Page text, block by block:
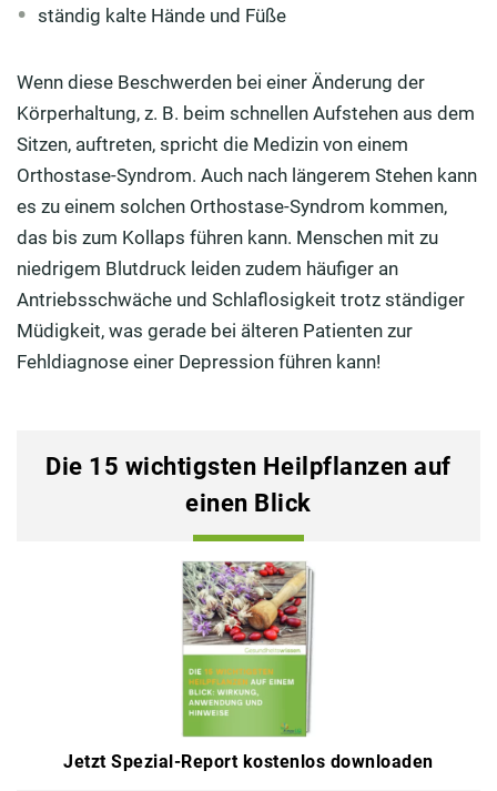
ständig kalte Hände und Füße
Wenn diese Beschwerden bei einer Änderung der
Körperhaltung, z. B. beim schnellen Aufstehen aus dem
Sitzen, auftreten, spricht die Medizin von einem
Orthostase-Syndrom. Auch nach längerem Stehen kann
es zu einem solchen Orthostase-Syndrom kommen,
das bis zum Kollaps führen kann. Menschen mit zu
niedrigem Blutdruck leiden zudem häufiger an
Antriebsschwäche und Schlaflosigkeit trotz ständiger
Müdigkeit, was gerade bei älteren Patienten zur
Fehldiagnose einer Depression führen kann!